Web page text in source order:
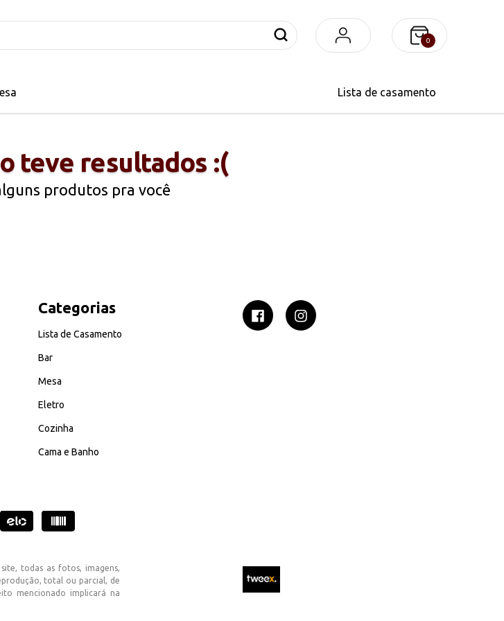
0
mesa lista de casamento
teve resultados :(
produtos pra você
Categorias
Lista de Casamento
Bar
Mesa
Eletro
Cozinha
Cama e Banho
todas as fotos, imagens,
total ou parcial, de
mencionado implicará na